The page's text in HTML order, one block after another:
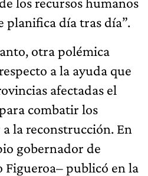
planifica día tras día”.
otra polémica
a la ayuda que
afectadas el
combatir los
la reconstrucción. En
gobernador de
Figueroa– publicó en la